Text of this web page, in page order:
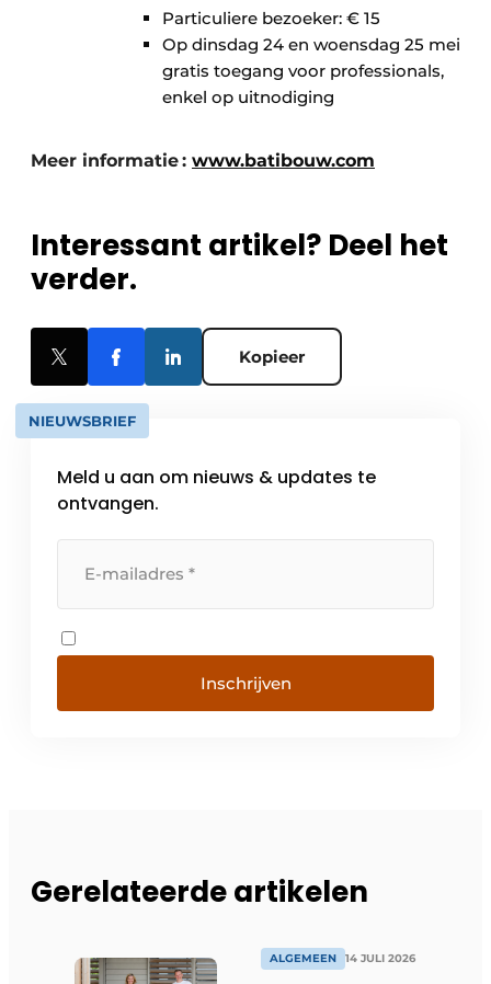
Particuliere bezoeker: € 15
Op dinsdag 24 en woensdag 25 mei
gratis toegang voor professionals,
enkel op uitnodiging
Meer informatie : www.batibouw.com
Interessant artikel? Deel het
verder.
Kopieer
NIEUWSBRIEF
Meld u aan om nieuws & updates te
ontvangen.
Inschrijven
Gerelateerde artikelen
ALGEMEEN 14 JULI 2026